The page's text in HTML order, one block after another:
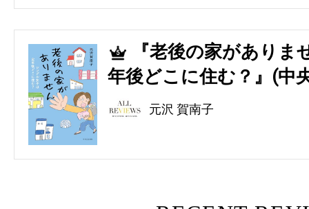
5
『老後の家があり
年後どこに住む？』(中
元沢 賀南子